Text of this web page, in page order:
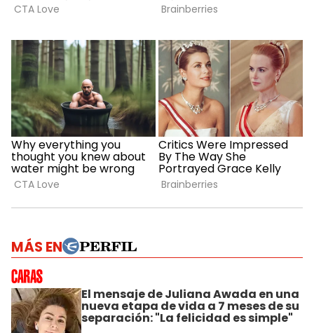
MÁS EN
El mensaje de Juliana Awada en una
nueva etapa de vida a 7 meses de su
separación: "La felicidad es simple"